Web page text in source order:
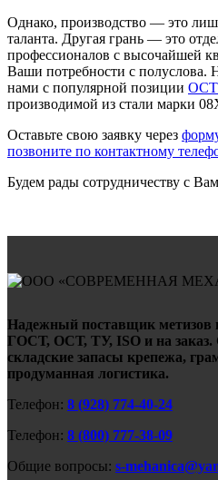
Однако, производство — это
таланта. Другая грань — это
профессионалов с высочайшей
Ваши потребности с полуслова.
нами с популярной позиции ОСТ
производимой из стали марки
Оставьте свою заявку через
позвоните по контактному
Будем рады сотрудничеству с
Надежный поставщик метизов
ГОСТ, ОСТ, ТУ, ISO и на заказ.
складские запасы крепежа,
продуманная логистика.
Телефон: 8 (928) 774-40-24
Телефон: 8 (800) 777-38-09
Общие вопросы: s-